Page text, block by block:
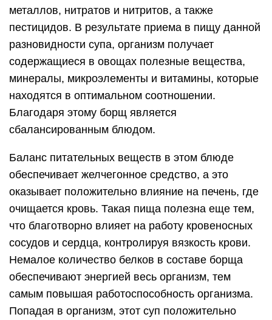
металлов, нитратов и нитритов, а также
пестицидов. В результате приема в пищу данной
разновидности супа, организм получает
содержащиеся в овощах полезные вещества,
минералы, микроэлементы и витамины, которые
находятся в оптимальном соотношении.
Благодаря этому борщ является
сбалансированным блюдом.
Баланс питательных веществ в этом блюде
обеспечивает желчегонное средство, а это
оказывает положительно влияние на печень, где
очищается кровь. Такая пища полезна еще тем,
что благотворно влияет на работу кровеносных
сосудов и сердца, контролируя вязкость крови.
Немалое количество белков в составе борща
обеспечивают энергией весь организм, тем
самым повышая работоспособность организма.
Попадая в организм, этот суп положительно